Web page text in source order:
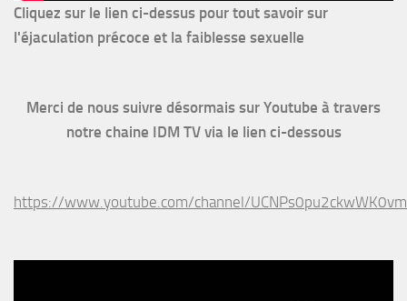
Cliquez sur le lien ci-dessus pour tout savoir sur
l'éjaculation précoce et la faiblesse sexuelle
Merci de nous suivre désormais sur Youtube à travers
notre chaine IDM TV via le lien ci-dessous
https://www.youtube.com/channel/